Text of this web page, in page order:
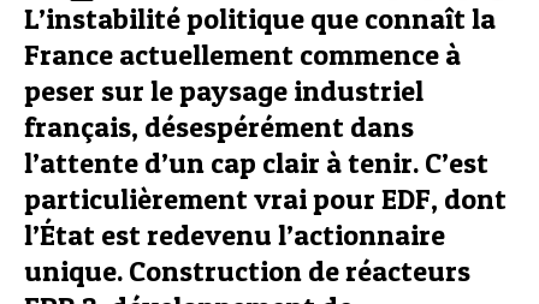
L’instabilité politique que connaît la
France actuellement commence à
peser sur le paysage industriel
français, désespérément dans
l’attente d’un cap clair à tenir. C’est
particulièrement vrai pour EDF, dont
l’État est redevenu l’actionnaire
unique. Construction de réacteurs